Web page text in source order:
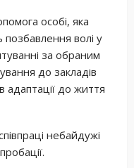
особі, яка
позбавлення волі у
за обраним
до закладів
адаптації до життя
небайдужі